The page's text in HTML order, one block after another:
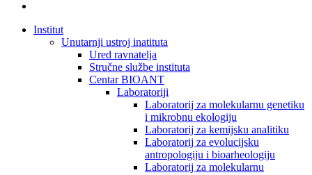
Institut
Unutarnji ustroj inatituta
Ured ravnatelja
Stručne službe instituta
Centar BIOANT
Laboratoriji
Laboratorij za molekularnu genetiku
i mikrobnu ekologiju
Laboratorij za kemijsku analitiku
Laboratorij za evolucijsku
antropologiju i bioarheologiju
Laboratorij za molekularnu